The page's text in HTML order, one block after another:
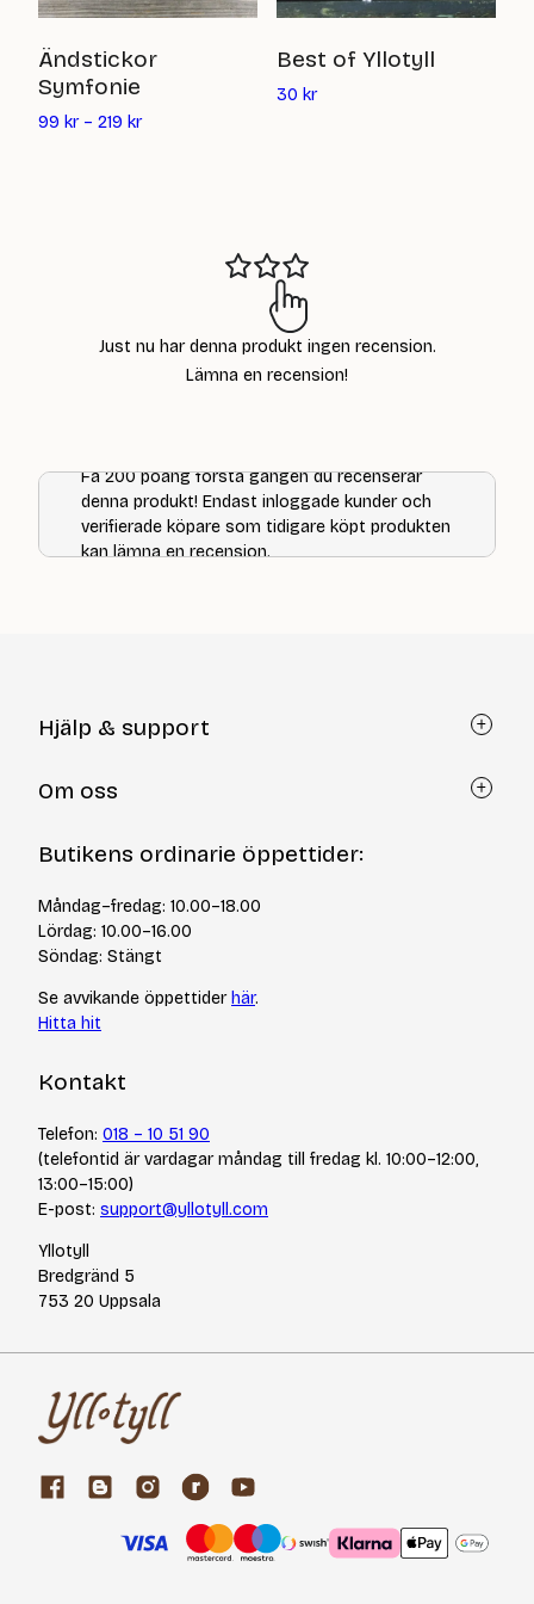
Ändstickor
Symfonie
99 kr – 219 kr
Best of Yllotyll
30 krDet
Just nu har denna produkt ingen recension.
Lämna en recension!
Få 200 poäng första gången du recenserar
denna produkt! Endast inloggade kunder och
verifierade köpare som tidigare köpt produkten
kan lämna en recension.
Hjälp & support
Återköp via formulär
Frågor och svar
Integritetspolicy
Om oss
Kurser & events
Tips & tekniker
Varumärken
Jobba hos oss
Butikens ordinarie öppettider:
Måndag–fredag: 10.00–18.00
Lördag: 10.00–16.00
Söndag: Stängt
Se avvikande öppettider här.
Hitta hit
Kontakt
Telefon: 018 – 10 51 90
(telefontid är vardagar måndag till fredag kl. 10:00–12:00,
13:00–15:00)
E-post: support@yllotyll.com
Yllotyll
Bredgränd 5
753 20 Uppsala